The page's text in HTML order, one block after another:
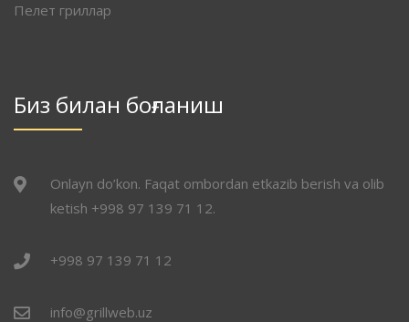
Пелет гриллар
Биз билан боғланиш
Onlayn do’kon. Faqat ombordan etkazib berish va olib
ketish +998 97 139 71 12.
+998 97 139 71 12
info@grillweb.uz